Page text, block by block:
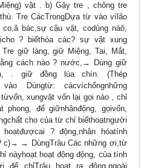
vật . b) Gậy tre , chông tre
Tre CácTrongDựa từ vào vílão
bác,sự cậu vật, codùng nàô,
? biếthóa các? sự vật xung
giữ làng, giữ Miệng, Tai, Mắt,
cách nào ? nước,→ Dùng giữ
. giữ đồng lúa chín. (Thép
vào Dùngtừ: cácvíchốngnhững
xungvật vốn lại gọi nào , chỉ
phong, để giữnhânđộng, gọivốn,
cho của từ chỉ biếthoạtngười
? động,nhân hóatính
c)→ → DùngTrâu Các những ơi,từ
nàyhoạt hoạt động động, của tính
chỉTrâu hoạt ra động,ngoài